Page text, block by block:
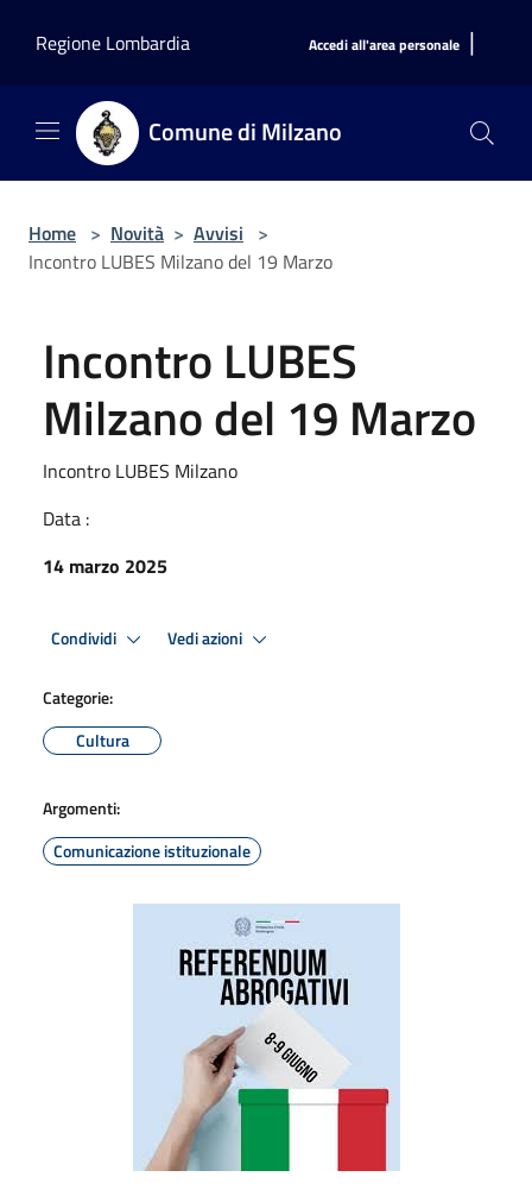
Regione Lombardia
Accedi all'area personale |
Comune di Milzano
Home > Novità > Avvisi >
Incontro LUBES Milzano del 19 Marzo
Incontro LUBES
Milzano del 19 Marzo
Incontro LUBES Milzano
Data :
14 marzo 2025
Condividi Vedi azioni
Categorie:
Cultura
Argomenti:
Comunicazione istituzionale